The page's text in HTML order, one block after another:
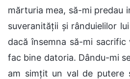
mărturia mea, să-mi predau
suveranității și rânduielilor
dacă însemna să-mi
fac bine datoria. Dându-mi
am simțit un val de putere